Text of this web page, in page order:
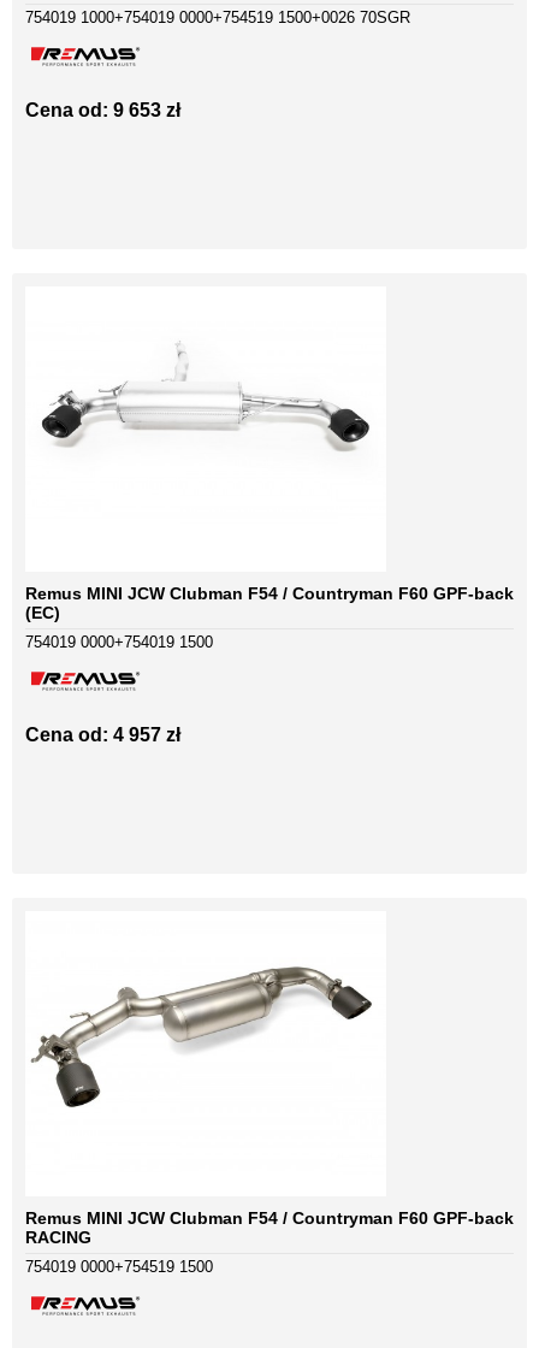
754019 1000+754019 0000+754519 1500+0026 70SGR
Cena od: 9 653 zł
Remus MINI JCW Clubman F54 / Countryman F60 GPF-back
(EC)
754019 0000+754019 1500
Cena od: 4 957 zł
Remus MINI JCW Clubman F54 / Countryman F60 GPF-back
RACING
754019 0000+754519 1500